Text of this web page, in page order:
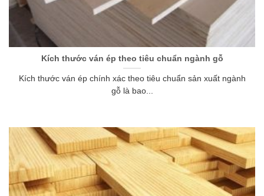
Kích thước ván ép theo tiêu chuẩn ngành gỗ
Kích thước ván ép chính xác theo tiêu chuẩn sản xuất ngành
gỗ là bao...